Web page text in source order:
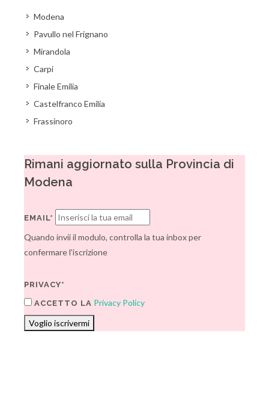
Modena
Pavullo nel Frignano
Mirandola
Carpi
Finale Emilia
Castelfranco Emilia
Frassinoro
Rimani aggiornato sulla Provincia di
Modena
EMAIL*
Quando invii il modulo, controlla la tua inbox per
confermare l'iscrizione
PRIVACY*
ACCETTO LA Privacy Policy
Voglio iscrivermi